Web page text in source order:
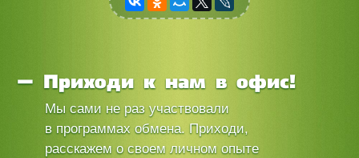
Приходи к нам в офис!
Мы сами не раз участвовали
в программах обмена. Приходи,
расскажем о своем личном опыте